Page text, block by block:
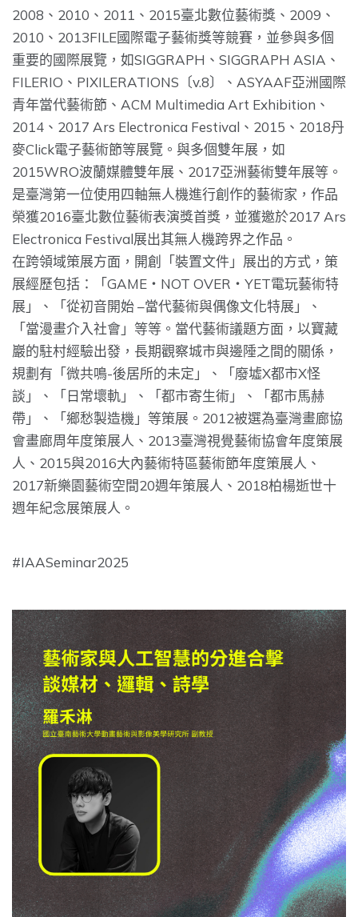
2008、 2010、2011、2015臺北數位藝術獎、2009、
2010、2013FILE國際電子藝術獎等競賽， 並參與多個
重要的國際展覽，如SIGGRAPH、 SIGGRAPH ASIA、
FILERIO、PIXILERATIONS〔v.8〕、ASYAAF亞洲國際
青年當代藝術節、ACM Multimedia Art Exhibition、
2014、2017 Ars Electronica Festival、2015、 2018丹
麥Click電子藝術節等展覽。與多個雙年展， 如
2015WRO波蘭媒體雙年展、2017亞洲藝術雙年展等。
是臺灣第一位使用四軸無人機進行創作的藝術家， 作品
榮獲2016臺北數位藝術表演獎首獎，並獲邀於2017 Ars
Electronica Festival展出其無人機跨界之作品。
在跨領域策展方面，開創「裝置文件」展出的方式，策
展經歷包括：
「GAME‧NOT OVER‧YET電玩藝術特
展」、「從初音開始 –當代藝術與偶像文化特展」、
「當漫畫介入社會」等等。 當代藝術議題方面，以寶藏
巖的駐村經驗出發， 長期觀察城市與邊陲之間的關係，
規劃有「微共鳴-後居所的未定」
、「廢墟X都市X怪
談」、「日常壞軌」、「都市寄生術」、「都市馬赫
帶」、「鄉愁製造機」等策展。 2012被選為臺灣畫廊協
會畫廊周年度策展人、 2013臺灣視覺藝術協會年度策展
人、 2015與2016大內藝術特區藝術節年度策展人、
2017新樂園藝術空間20週年策展人、 2018柏楊逝世十
週年紀念展策展人。
#IAASeminar2025